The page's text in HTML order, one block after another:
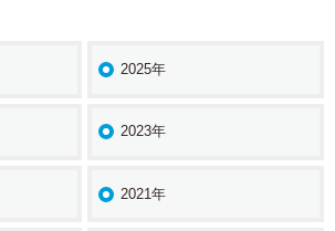
2025年
2023年
2021年